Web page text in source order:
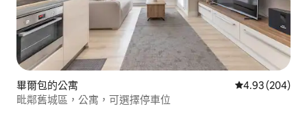
畢爾包的公寓 從 204 則評價
4.93 (204)
毗鄰舊城區，公寓，可選擇停車位